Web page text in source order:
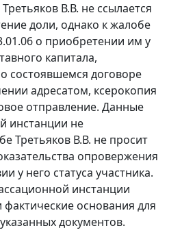
В.В. не ссылается
доли, однако к жалобе
о приобретении им у
капитала,
состоявшемся договоре
адресатом, ксерокопия
отправление. Данные
инстанции не
Третьяков В.В. не просит
опровержения
у него статуса участника.
инстанции
основания для
документов.